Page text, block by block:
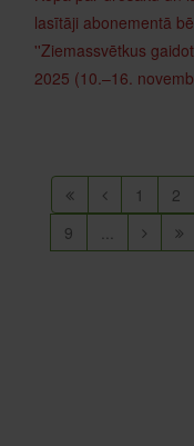
lasītāji abonementā
''Ziemassvētkus
2025 (10.–16.
1 2
9